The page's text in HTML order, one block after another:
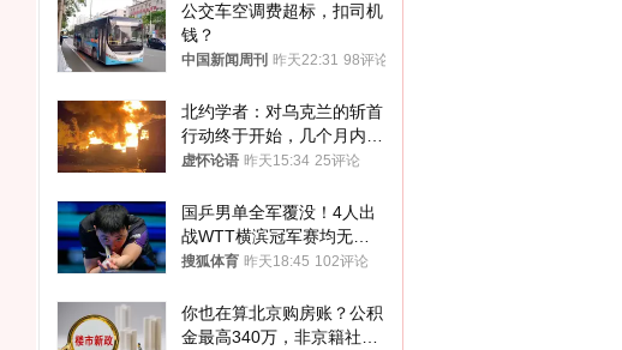
公交车空调费超标，扣司机
钱？
中国新闻周刊 昨天22:31 98评论
北约学者：对乌克兰的斩首
行动终于开始，几个月内乌
将投降
虚怀论语 昨天15:34 25评论
国乒男单全军覆没！4人出
战WTT横滨冠军赛均无缘
八强
搜狐体育 昨天18:45 102评论
你也在算北京购房账？公积
金最高340万，非京籍社保